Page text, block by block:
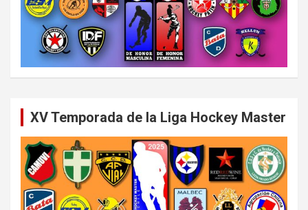
XV Temporada de la Liga Hockey Master